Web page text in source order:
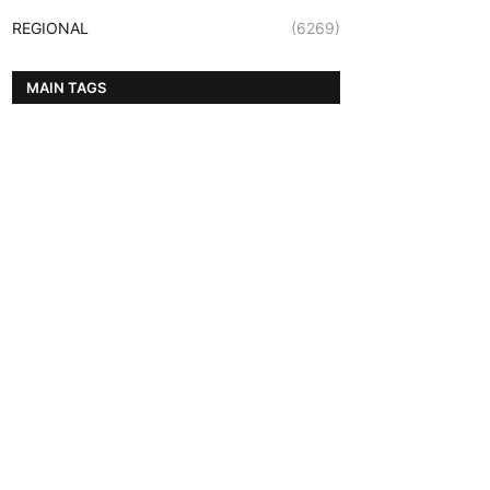
REGIONAL (6269)
MAIN TAGS